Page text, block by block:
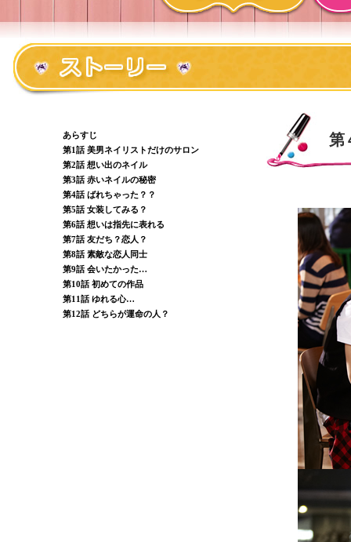
あらすじ
第1話 美男ネイリストだけのサロン
第2話 想い出のネイル
第3話 赤いネイルの秘密
第4話 ばれちゃった？？
第5話 女装してみる？
第6話 想いは指先に表れる
第7話 友だち？恋人？
第8話 素敵な恋人同士
第9話 会いたかった…
第10話 初めての作品
第11話 ゆれる心…
第12話 どちらが運命の人？